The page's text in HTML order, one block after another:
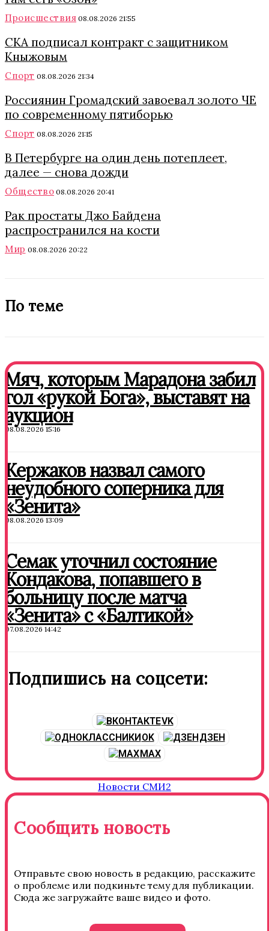
Происшествия 08.08.2026 21:55
СКА подписал контракт с защитником
Кныжовым
Спорт 08.08.2026 21:34
Россиянин Громадский завоевал золото ЧЕ
по современному пятиборью
Спорт 08.08.2026 21:15
В Петербурге на один день потеплеет,
далее — снова дожди
Общество 08.08.2026 20:41
Рак простаты Джо Байдена
распространился на кости
Мир 08.08.2026 20:22
По теме
Мяч, которым Марадона забил
гол «рукой Бога», выставят на
аукцион
08.08.2026 15:16
Кержаков назвал самого
неудобного соперника для
«Зенита»
08.08.2026 13:09
Семак уточнил состояние
Кондакова, попавшего в
больницу после матча
«Зенита» с «Балтикой»
07.08.2026 14:42
Подпишись на соцсети:
VK
OK
ДЗЕН
MAX
Новости СМИ2
Сообщить новость
Отправьте свою новость в редакцию, расскажите
о проблеме или подкиньте тему для публикации.
Сюда же загружайте ваше видео и фото.